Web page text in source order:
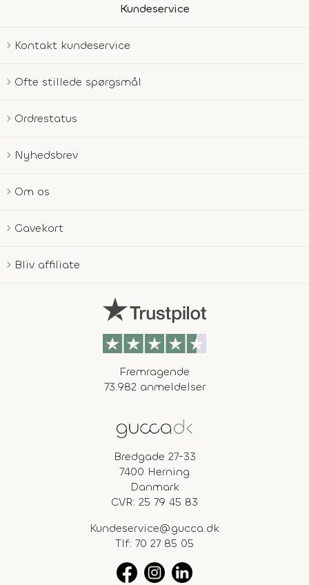
Kundeservice
Kontakt kundeservice
Ofte stillede spørgsmål
Ordrestatus
Nyhedsbrev
Om os
Gavekort
Bliv affiliate
Fremragende
73.982 anmeldelser
Bredgade 27-33
7400 Herning
Danmark
CVR: 25 79 45 83
Kundeservice@gucca.dk
Tlf: 70 27 85 05